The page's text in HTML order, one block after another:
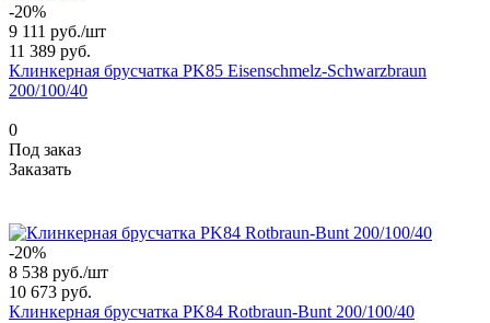
-20%
9 111 руб./шт
11 389 руб.
Клинкерная брусчатка PK85 Eisenschmelz-Schwarzbraun
200/100/40
0
Под заказ
Заказать
-20%
8 538 руб./шт
10 673 руб.
Клинкерная брусчатка PK84 Rotbraun-Bunt 200/100/40